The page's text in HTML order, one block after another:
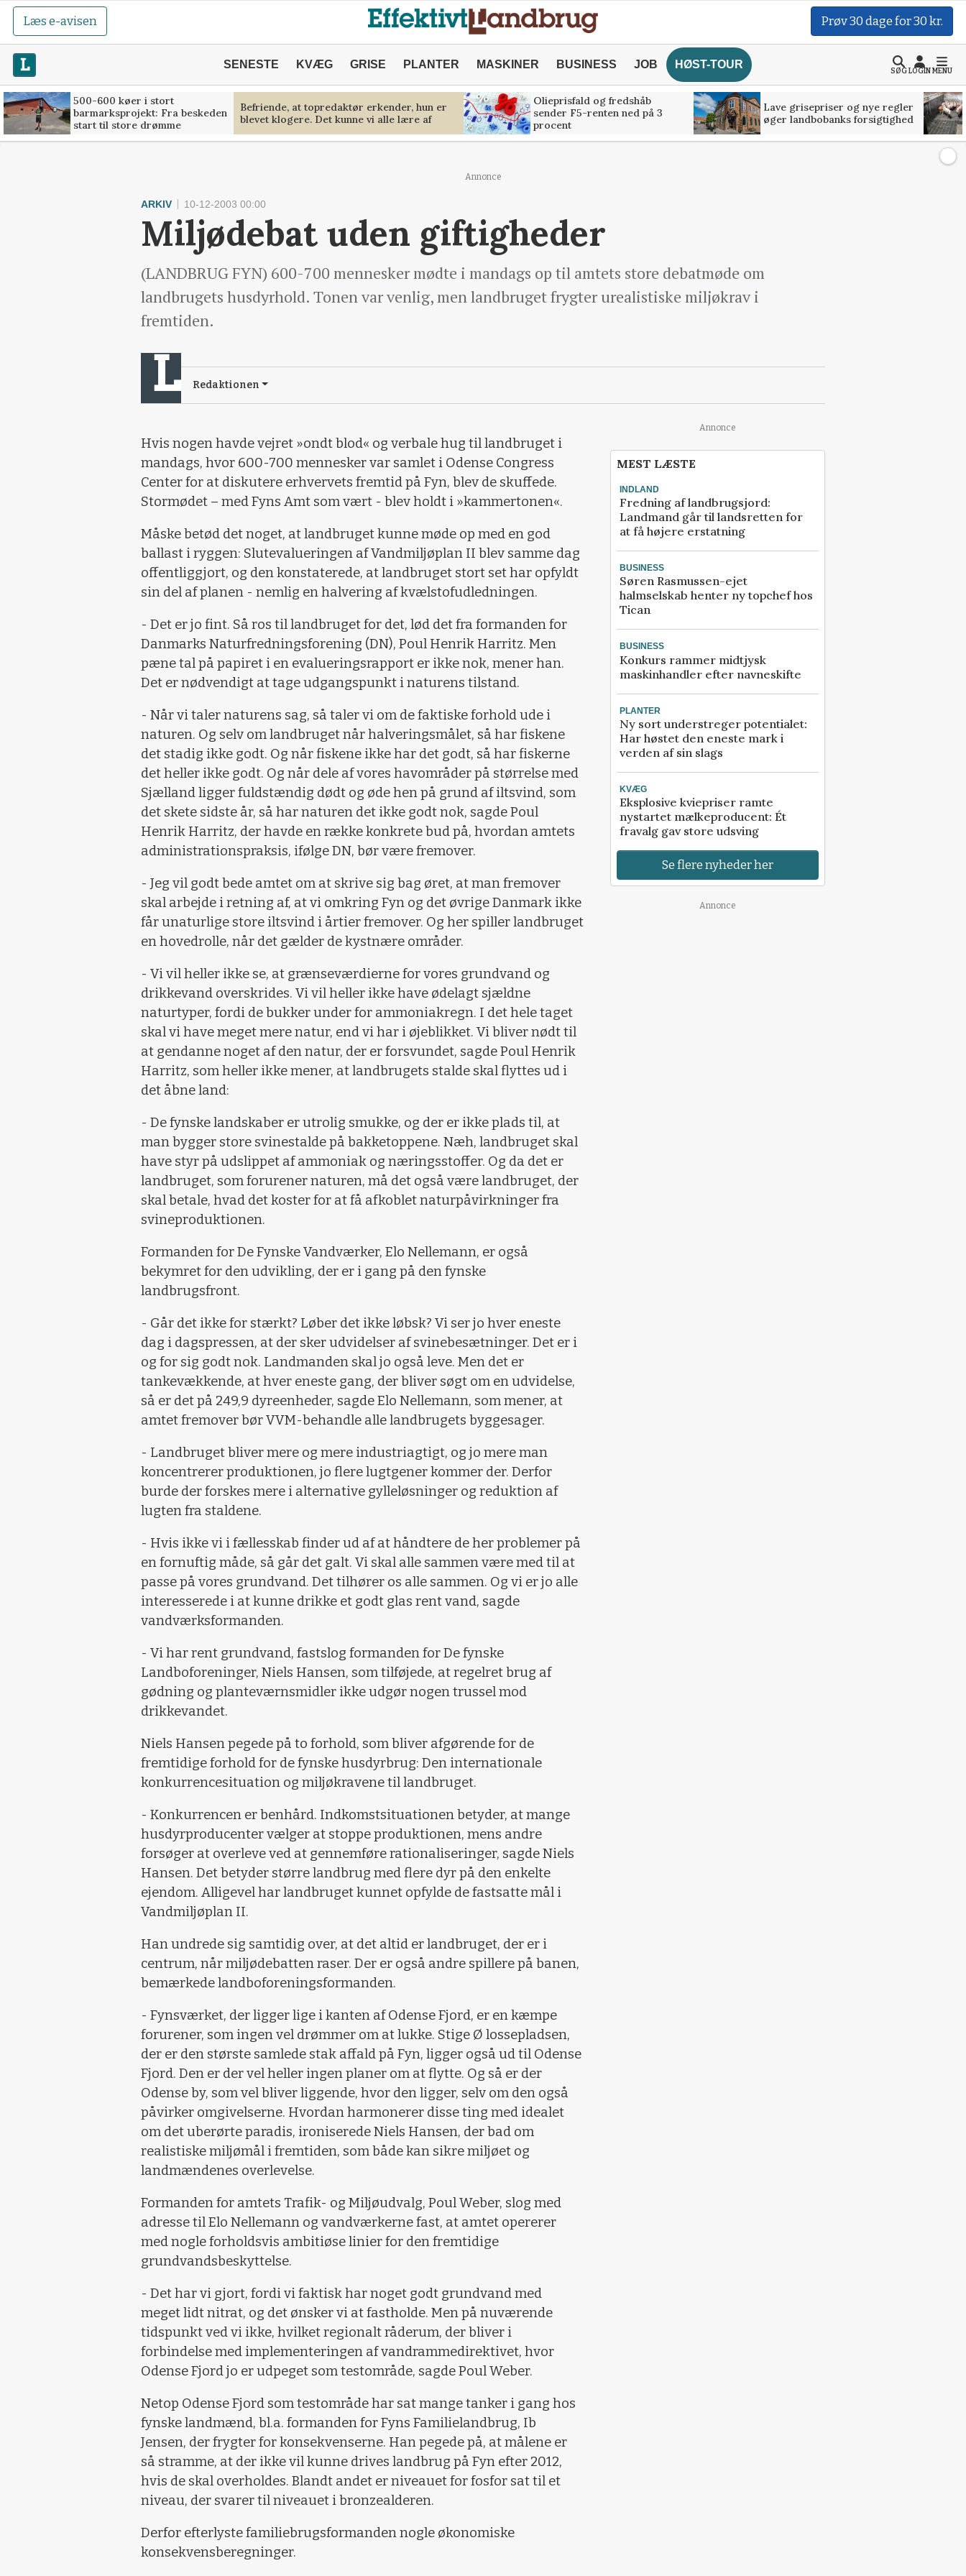
Læs e-avisen Prøv 30 dage for 30 kr.
SENESTE KVÆG GRISE PLANTER MASKINER BUSINESS JOB HØST-TOUR
SØGLOGINMENU
500-600 køer i stort
barmarksprojekt: Fra beskeden
start til store drømme
Befriende, at topredaktør erkender, hun er
blevet klogere. Det kunne vi alle lære af
Olieprisfald og fredshåb
sender F5-renten ned på 3
procent
Lave grisepriser og nye regler
øger landbobanks forsigtighed
Annonce
ARKIV 10-12-2003 00:00
Miljødebat uden giftigheder
(LANDBRUG FYN) 600-700 mennesker mødte i mandags op til amtets store debatmøde om
landbrugets husdyrhold. Tonen var venlig, men landbruget frygter urealistiske miljøkrav i
fremtiden.
Redaktionen
Hvis nogen havde vejret »ondt blod« og verbale hug til landbruget i
mandags, hvor 600-700 mennesker var samlet i Odense Congress
Center for at diskutere erhvervets fremtid på Fyn, blev de skuffede.
Stormødet – med Fyns Amt som vært - blev holdt i »kammertonen«.
Måske betød det noget, at landbruget kunne møde op med en god
ballast i ryggen: Slutevalueringen af Vandmiljøplan II blev samme dag
offentliggjort, og den konstaterede, at landbruget stort set har opfyldt
sin del af planen - nemlig en halvering af kvælstofudledningen.
- Det er jo fint. Så ros til landbruget for det, lød det fra formanden for
Danmarks Naturfredningsforening (DN), Poul Henrik Harritz. Men
pæne tal på papiret i en evalueringsrapport er ikke nok, mener han.
Det er nødvendigt at tage udgangspunkt i naturens tilstand.
- Når vi taler naturens sag, så taler vi om de faktiske forhold ude i
naturen. Og selv om landbruget når halveringsmålet, så har fiskene
det stadig ikke godt. Og når fiskene ikke har det godt, så har fiskerne
det heller ikke godt. Og når dele af vores havområder på størrelse med
Sjælland ligger fuldstændig dødt og øde hen på grund af iltsvind, som
det skete sidste år, så har naturen det ikke godt nok, sagde Poul
Henrik Harritz, der havde en række konkrete bud på, hvordan amtets
administrationspraksis, ifølge DN, bør være fremover.
- Jeg vil godt bede amtet om at skrive sig bag øret, at man fremover
skal arbejde i retning af, at vi omkring Fyn og det øvrige Danmark ikke
får unaturlige store iltsvind i årtier fremover. Og her spiller landbruget
en hovedrolle, når det gælder de kystnære områder.
- Vi vil heller ikke se, at grænseværdierne for vores grundvand og
drikkevand overskrides. Vi vil heller ikke have ødelagt sjældne
naturtyper, fordi de bukker under for ammoniakregn. I det hele taget
skal vi have meget mere natur, end vi har i øjeblikket. Vi bliver nødt til
at gendanne noget af den natur, der er forsvundet, sagde Poul Henrik
Harritz, som heller ikke mener, at landbrugets stalde skal flyttes ud i
det åbne land:
- De fynske landskaber er utrolig smukke, og der er ikke plads til, at
man bygger store svinestalde på bakketoppene. Næh, landbruget skal
have styr på udslippet af ammoniak og næringsstoffer. Og da det er
landbruget, som forurener naturen, må det også være landbruget, der
skal betale, hvad det koster for at få afkoblet naturpåvirkninger fra
svineproduktionen.
Formanden for De Fynske Vandværker, Elo Nellemann, er også
bekymret for den udvikling, der er i gang på den fynske
landbrugsfront.
- Går det ikke for stærkt? Løber det ikke løbsk? Vi ser jo hver eneste
dag i dagspressen, at der sker udvidelser af svinebesætninger. Det er i
og for sig godt nok. Landmanden skal jo også leve. Men det er
tankevækkende, at hver eneste gang, der bliver søgt om en udvidelse,
så er det på 249,9 dyreenheder, sagde Elo Nellemann, som mener, at
amtet fremover bør VVM-behandle alle landbrugets byggesager.
- Landbruget bliver mere og mere industriagtigt, og jo mere man
koncentrerer produktionen, jo flere lugtgener kommer der. Derfor
burde der forskes mere i alternative gylleløsninger og reduktion af
lugten fra staldene.
- Hvis ikke vi i fællesskab finder ud af at håndtere de her problemer på
en fornuftig måde, så går det galt. Vi skal alle sammen være med til at
passe på vores grundvand. Det tilhører os alle sammen. Og vi er jo alle
interesserede i at kunne drikke et godt glas rent vand, sagde
vandværksformanden.
- Vi har rent grundvand, fastslog formanden for De fynske
Landboforeninger, Niels Hansen, som tilføjede, at regelret brug af
gødning og planteværnsmidler ikke udgør nogen trussel mod
drikkevandet.
Niels Hansen pegede på to forhold, som bliver afgørende for de
fremtidige forhold for de fynske husdyrbrug: Den internationale
konkurrencesituation og miljøkravene til landbruget.
- Konkurrencen er benhård. Indkomstsituationen betyder, at mange
husdyrproducenter vælger at stoppe produktionen, mens andre
forsøger at overleve ved at gennemføre rationaliseringer, sagde Niels
Hansen. Det betyder større landbrug med flere dyr på den enkelte
ejendom. Alligevel har landbruget kunnet opfylde de fastsatte mål i
Vandmiljøplan II.
Han undrede sig samtidig over, at det altid er landbruget, der er i
centrum, når miljødebatten raser. Der er også andre spillere på banen,
bemærkede landboforeningsformanden.
- Fynsværket, der ligger lige i kanten af Odense Fjord, er en kæmpe
forurener, som ingen vel drømmer om at lukke. Stige Ø lossepladsen,
der er den største samlede stak affald på Fyn, ligger også ud til Odense
Fjord. Den er der vel heller ingen planer om at flytte. Og så er der
Odense by, som vel bliver liggende, hvor den ligger, selv om den også
påvirker omgivelserne. Hvordan harmonerer disse ting med idealet
om det uberørte paradis, ironiserede Niels Hansen, der bad om
realistiske miljømål i fremtiden, som både kan sikre miljøet og
landmændenes overlevelse.
Formanden for amtets Trafik- og Miljøudvalg, Poul Weber, slog med
adresse til Elo Nellemann og vandværkerne fast, at amtet opererer
med nogle forholdsvis ambitiøse linier for den fremtidige
grundvandsbeskyttelse.
- Det har vi gjort, fordi vi faktisk har noget godt grundvand med
meget lidt nitrat, og det ønsker vi at fastholde. Men på nuværende
tidspunkt ved vi ikke, hvilket regionalt råderum, der bliver i
forbindelse med implementeringen af vandrammedirektivet, hvor
Odense Fjord jo er udpeget som testområde, sagde Poul Weber.
Netop Odense Fjord som testområde har sat mange tanker i gang hos
fynske landmænd, bl.a. formanden for Fyns Familielandbrug, Ib
Jensen, der frygter for konsekvenserne. Han pegede på, at målene er
så stramme, at der ikke vil kunne drives landbrug på Fyn efter 2012,
hvis de skal overholdes. Blandt andet er niveauet for fosfor sat til et
niveau, der svarer til niveauet i bronzealderen.
Derfor efterlyste familiebrugsformanden nogle økonomiske
konsekvensberegninger.
Annonce
MEST LÆSTE
INDLAND
Fredning af landbrugsjord:
Landmand går til landsretten for
at få højere erstatning
BUSINESS
Søren Rasmussen-ejet
halmselskab henter ny topchef hos
Tican
BUSINESS
Konkurs rammer midtjysk
maskinhandler efter navneskifte
PLANTER
Ny sort understreger potentialet:
Har høstet den eneste mark i
verden af sin slags
KVÆG
Eksplosive kviepriser ramte
nystartet mælkeproducent: Ét
fravalg gav store udsving
Se flere nyheder her
Annonce